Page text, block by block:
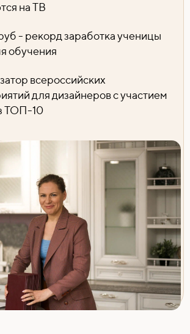
на ТВ
- рекорд заработка ученицы
обучения
всероссийских
для дизайнеров с участием
ТОП-10